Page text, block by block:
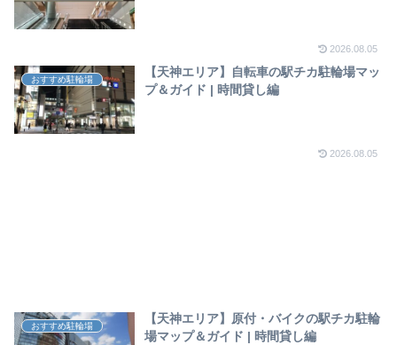
2026.08.05
おすすめ駐輪場
【天神エリア】自転車の駅チカ駐輪場マッ
プ＆ガイド | 時間貸し編
2026.08.05
おすすめ駐輪場
【天神エリア】原付・バイクの駅チカ駐輪
場マップ＆ガイド | 時間貸し編